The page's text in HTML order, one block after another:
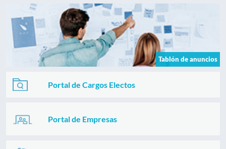
Tablón de anuncios
Portal de Cargos Electos
Portal de Empresas